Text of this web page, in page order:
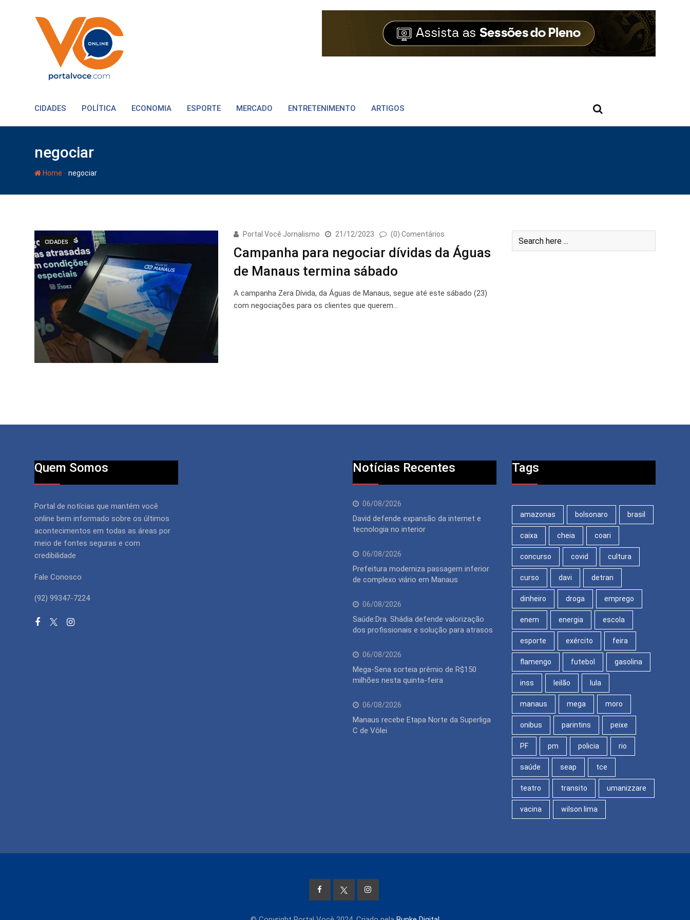
CIDADES POLÍTICA ECONOMIA ESPORTE MERCADO ENTRETENIMENTO ARTIGOS
negociar
Home - negociar
CIDADES
Portal Você Jornalismo 21/12/2023 (0) Comentários
Campanha para negociar dívidas da Águas
de Manaus termina sábado
A campanha Zera Dívida, da Águas de Manaus, segue até este sábado (23)
com negociações para os clientes que querem…
Quem Somos
Portal de notícias que mantém você
online bem informado sobre os últimos
acontecimentos em todas as áreas por
meio de fontes seguras e com
credibilidade
Fale Conosco
(92) 99347-7224
Notícias Recentes
06/08/2026
David defende expansão da internet e
tecnologia no interior
06/08/2026
Prefeitura moderniza passagem inferior
de complexo viário em Manaus
06/08/2026
Saúde:Dra. Shádia defende valorização
dos profissionais e solução para atrasos
06/08/2026
Mega-Sena sorteia prêmio de R$150
milhões nesta quinta-feira
06/08/2026
Manaus recebe Etapa Norte da Superliga
C de Vôlei
Tags
amazonas bolsonaro brasil
caixa cheia coari
concurso covid cultura
curso davi detran
dinheiro droga emprego
enem energia escola
esporte exército feira
flamengo futebol gasolina
inss leilão lula
manaus mega moro
onibus parintins peixe
PF pm policia rio
saúde seap tce
teatro transito umanizzare
vacina wilson lima